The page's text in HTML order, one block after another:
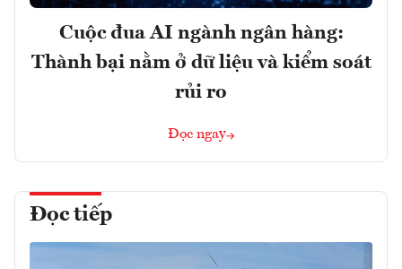
Cuộc đua AI ngành ngân hàng:
Thành bại nằm ở dữ liệu và kiểm soát
rủi ro
Đọc ngay
Đọc tiếp